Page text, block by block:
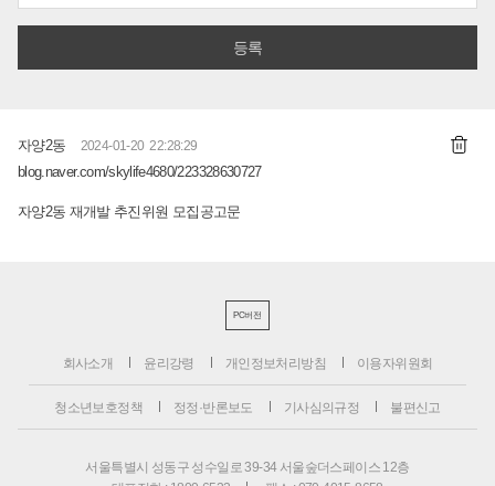
자양2동 2024-01-20 22:28:29
blog.naver.com/skylife4680/223328630727
자양2동 재개발 추진위원 모집공고문
PC버전
회사소개 윤리강령 개인정보처리방침 이용자위원회
청소년보호정책 정정·반론보도 기사심의규정 불편신고
서울특별시 성동구 성수일로 39-34 서울숲더스페이스 12층